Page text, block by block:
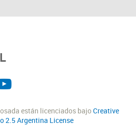
están licenciados bajoCreative
2.5 Argentina License